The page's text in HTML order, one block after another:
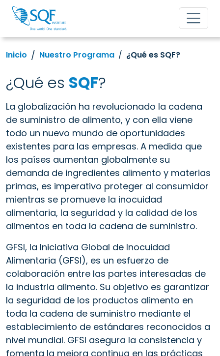
Inicio Nuestro Programa ¿Qué es SQF?
¿Qué es SQF?
La globalización ha revolucionado la cadena
de suministro de alimento, y con ella viene
todo un nuevo mundo de oportunidades
existentes para las empresas. A medida que
los países aumentan globalmente su
demanda de ingredientes alimento y materias
primas, es imperativo proteger al consumidor
mientras se promueve la inocuidad
alimentaria, la seguridad y la calidad de los
alimentos en toda la cadena de suministro.
GFSI, la Iniciativa Global de Inocuidad
Alimentaria (GFSI), es un esfuerzo de
colaboración entre las partes interesadas de
la industria alimento. Su objetivo es garantizar
la seguridad de los productos alimento en
toda la cadena de suministro mediante el
establecimiento de estándares reconocidos a
nivel mundial. GFSI asegura la consistencia y
fomenta la mejora continua en las prácticas